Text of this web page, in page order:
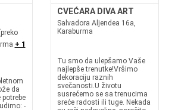
+ 1
da
-
CVEĆARA DIVA ART
Salvadora Aljendea 16a,
Karaburma
Tu smo da ulepšamo Vaše
najlepše trenutke!Vršimo
dekoraciju raznih
svečanosti.U životu
susrećemo se sa trenucima
sreće radosti ili tuge. Nekada